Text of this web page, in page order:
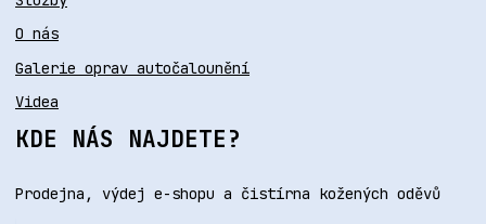
O nás
Galerie oprav autočalounění
Videa
KDE NÁS NAJDETE?
Prodejna, výdej e-shopu a čistírna kožených oděvů